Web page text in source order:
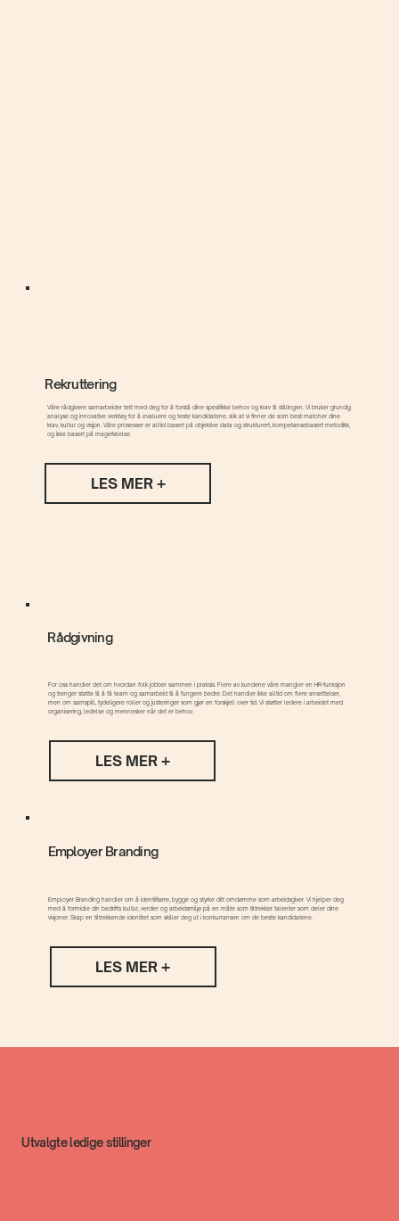
Utvalgte ledige stillinger
Rekruttering
Våre rådgivere samarbeider tett med deg for å forstå dine spesifikke behov og krav til stillingen. Vi bruker grundig
analyse og innovative verktøy for å evaluere og teste kandidatene, slik at vi finner de som best matcher dine
krav, kultur og visjon. Våre prosesser er alltid basert på objektive data og strukturert, kompetansebasert metodikk,
og ikke basert på magefølelse.​
LES MER +
Rådgivning
For oss handler det om hvordan folk jobber sammen i praksis. Flere av kundene våre mangler en HR-funksjon
og trenger støtte til å få team og samarbeid til å fungere bedre. Det handler ikke alltid om flere ansettelser,
men om samspill, tydeligere roller og justeringer som gjør en forskjell over tid. Vi støtter ledere i arbeidet med
organisering, ledelse og mennesker når det er behov.
LES MER +
Employer Branding
Employer Branding handler om å identifisere, bygge og styrke ditt omdømme som arbeidsgiver. Vi hjelper deg
med å formidle din bedrifts kultur, verdier og arbeidsmiljø på en måte som tiltrekker talenter som deler dine
visjoner. Skap en tiltrekkende identitet som skiller deg ut i konkurransen om de beste kandidatene.
LES MER +